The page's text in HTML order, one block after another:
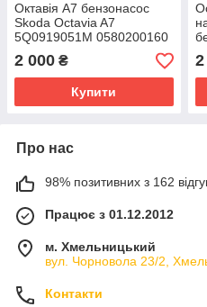
Октавія А7 бензонасос
Skoda Octavia A7
5Q0919051M 0580200160
2 000 ₴
Купити
Про нас
98% позитивних з 162
Працює з 01.12.2012
м. Хмельницький
вул. Чорновола 23/2,
Контакти